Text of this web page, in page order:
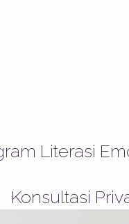
Literasi
Konsultasi